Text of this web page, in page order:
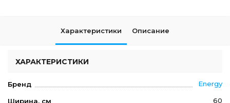
Характеристики Описание
ХАРАКТЕРИСТИКИ
Бренд Energy
Ширина, см 60